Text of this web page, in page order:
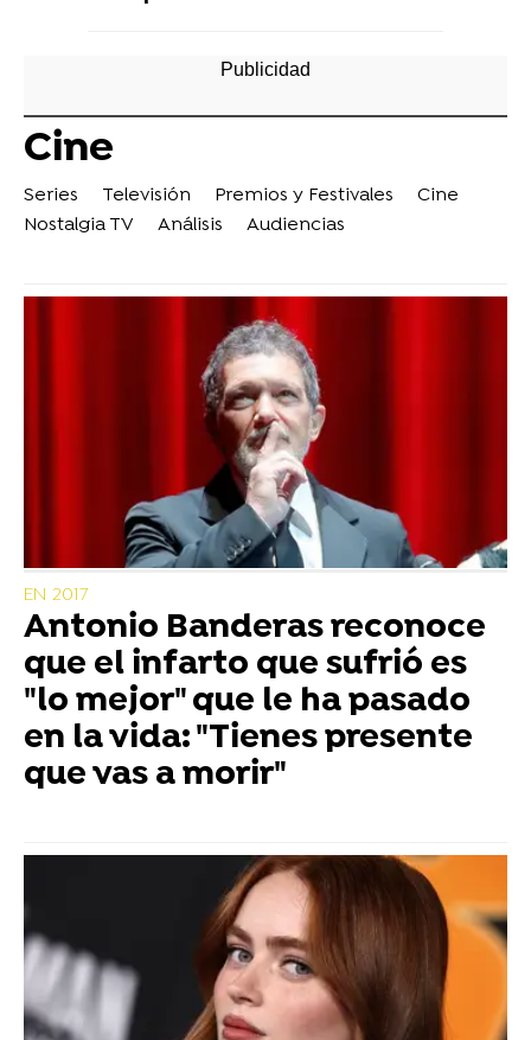
Cine
Series Televisión Premios y Festivales
Cine
Nostalgia TV
Análisis Audiencias
EN 2017
Antonio Banderas reconoce
que el infarto que sufrió es
"lo mejor" que le ha pasado
en la vida: "Tienes presente
que vas a morir"